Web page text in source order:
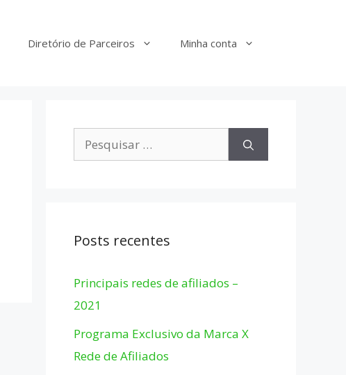
Diretório de Parceiros Minha conta
Pesquisar
por:
Posts recentes
Principais redes de afiliados –
2021
Programa Exclusivo da Marca X
Rede de Afiliados